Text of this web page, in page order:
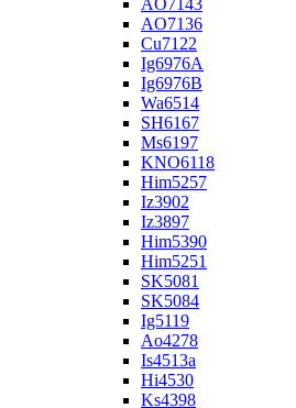
AO7136
Cu7122
Ig6976A
Ig6976B
Wa6514
SH6167
Ms6197
KNO6118
Him5257
Iz3902
Iz3897
Him5390
Him5251
SK5081
SK5084
Ig5119
Ao4278
Is4513a
Hi4530
Ks4398